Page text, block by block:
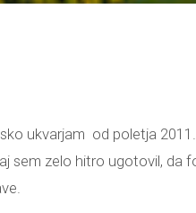
ukvarjam od poletja 2011.
sem zelo hitro ugotovil, da